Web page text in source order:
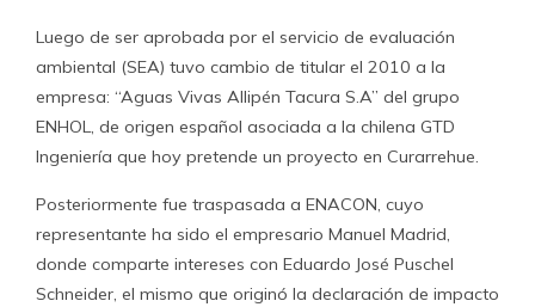
Luego de ser aprobada por el servicio de evaluación
ambiental (SEA) tuvo cambio de titular el 2010 a la
empresa: “Aguas Vivas Allipén Tacura S.A” del grupo
ENHOL, de origen español asociada a la chilena GTD
Ingeniería que hoy pretende un proyecto en Curarrehue.
Posteriormente fue traspasada a ENACON, cuyo
representante ha sido el empresario Manuel Madrid,
donde comparte intereses con Eduardo José Puschel
Schneider, el mismo que originó la declaración de impacto